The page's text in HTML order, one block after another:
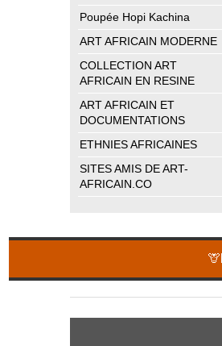
Poupée Hopi Kachina
ART AFRICAIN MODERNE
COLLECTION ART
AFRICAIN EN RESINE
ART AFRICAIN ET
DOCUMENTATIONS
ETHNIES AFRICAINES
SITES AMIS DE ART-
AFRICAIN.CO
🦒